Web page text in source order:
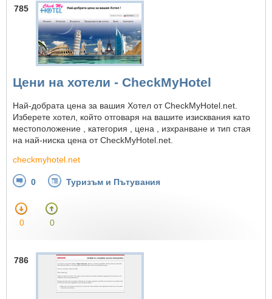
785
Цени на хотели - CheckMyHotel
Най-добрата цена за вашия Хотел от CheckMyHotel.net.
Изберете хотел, който отговаря на вашите изисквания като
местоположение , категория , цена , изхранване и тип стая
на най-ниска цена от CheckMyHotel.net.
checkmyhotel.net
0 Туризъм и Пътувания
0 0
786